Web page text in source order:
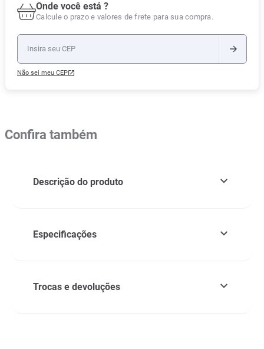
Onde você está ?
Calcule o prazo e valores de frete para sua compra.
Não sei meu CEP
Confira também
Descrição do produto
Especificações
Trocas e devoluções